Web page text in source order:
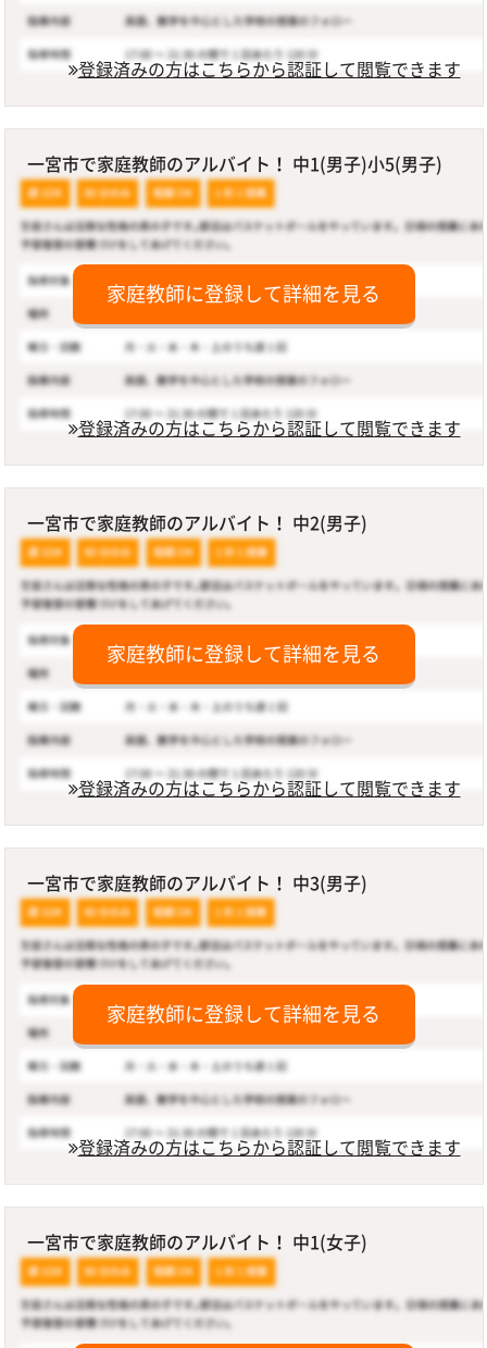
登録済みの方はこちらから認証して閲覧できます
一宮市で家庭教師のアルバイト！ 中1(男子)小5(男子)
家庭教師に登録して詳細を見る
登録済みの方はこちらから認証して閲覧できます
一宮市で家庭教師のアルバイト！ 中2(男子)
家庭教師に登録して詳細を見る
登録済みの方はこちらから認証して閲覧できます
一宮市で家庭教師のアルバイト！ 中3(男子)
家庭教師に登録して詳細を見る
登録済みの方はこちらから認証して閲覧できます
一宮市で家庭教師のアルバイト！ 中1(女子)